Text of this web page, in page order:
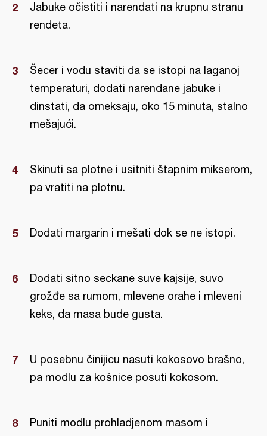
Jabuke očistiti i narendati na krupnu stranu
rendeta.
Šecer i vodu staviti da se istopi na laganoj
temperaturi, dodati narendane jabuke i
dinstati, da omeksaju, oko 15 minuta, stalno
mešajući.
Skinuti sa plotne i usitniti štapnim mikserom,
pa vratiti na plotnu.
Dodati margarin i mešati dok se ne istopi.
Dodati sitno seckane suve kajsije, suvo
grožđe sa rumom, mlevene orahe i mleveni
keks, da masa bude gusta.
U posebnu činijicu nasuti kokosovo brašno,
pa modlu za košnice posuti kokosom.
Puniti modlu prohladjenom masom i